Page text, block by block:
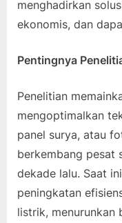
menghadirkan
ekonomis, dan
Pentingnya
Penelitian
mengoptimalkan
panel surya, atau
berkembang pesat
dekade lalu. Saat
peningkatan
listrik, menurunkan